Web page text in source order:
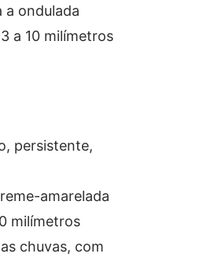
a ondulada
a 10 milímetros
persistente,
amarelada
milímetros
chuvas, com